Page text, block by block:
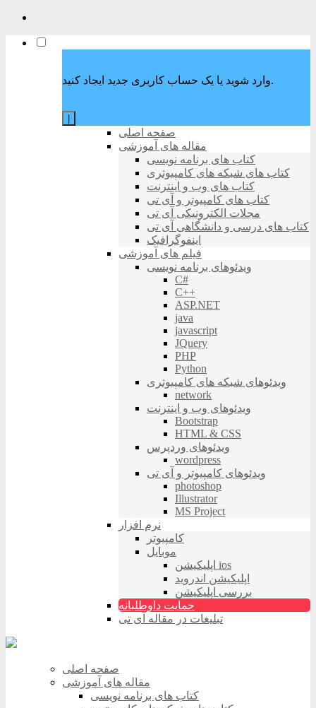
وارد شوید یا یک حساب کاربری جدید ایجاد کنید.
صفحه اصلی
مقاله های آموزشی
کتاب های برنامه نویسی
کتاب های شبکه های کامپیوتری
کتاب های وب و اینترنت
کتاب های کامپیوتر و آی تی
مجلات الکترونیکی آی تی
کتاب های درسی و دانشگاهی آی تی
اینفوگرافیک
فیلم های آموزشی
ویدئوهای برنامه نویسی
C#
C++
ASP.NET
java
javascript
JQuery
PHP
Python
ویدئوهای شبکه های کامپیوتری
network
ویدئوهای وب و اینترنت
Bootstrap
HTML & CSS
ویدئوهای وردپرس
wordpress
ویدئوهای کامپیوتر و آی تی
photoshop
Illustrator
MS Project
نرم افزار
کامپیوتر
موبایل
اپلیکیشن ios
اپلیکیشن اندروید
بررسی اپلیکیشن
حمایت داوطلبانه
تبلیغات در مقاله آی تی
صفحه اصلی
مقاله های آموزشی
کتاب های برنامه نویسی